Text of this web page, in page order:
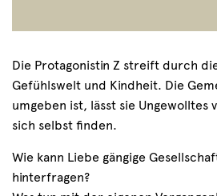
Die Protagonistin Z streift durch
Gefühlswelt und Kindheit. Die
umgeben ist, lässt sie Ungewolltes
sich selbst finden.
Wie kann Liebe gängige
hinterfragen?